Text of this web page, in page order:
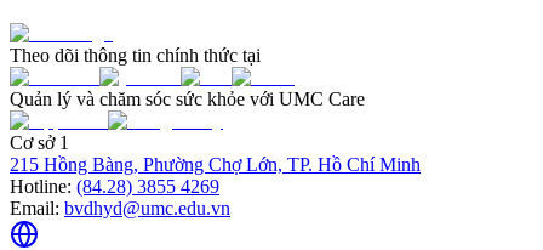
Theo dõi thông tin chính thức tại
Quản lý và chăm sóc sức khỏe với UMC Care
Cơ sở 1
215 Hồng Bàng, Phường Chợ Lớn, TP. Hồ Chí Minh
Hotline: (84.28) 3855 4269
Email: bvdhyd@umc.edu.vn